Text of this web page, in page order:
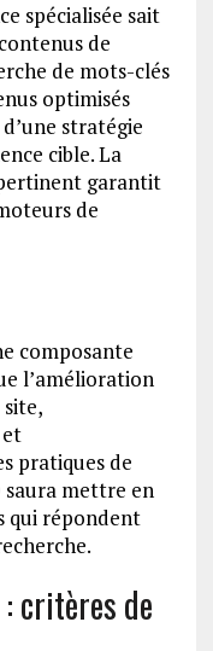
spécialisée sait
de
de mots-clés
optimisés
stratégie
cible. La
garantit
de
composante
l’amélioration
pratiques de
saura mettre en
qui répondent
critères de